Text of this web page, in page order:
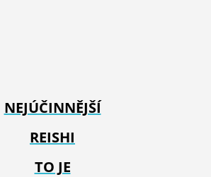
NEJÚČINNĚJŠÍ
REISHI
TO JE